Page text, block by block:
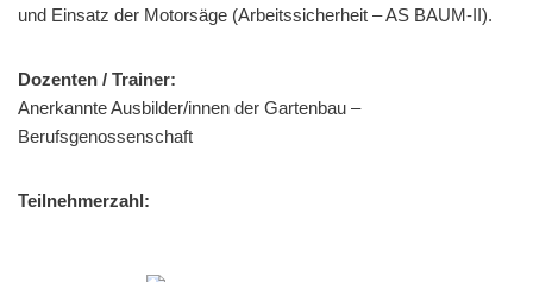
und Einsatz der Motorsäge (Arbeitssicherheit – AS BAUM-II).
Dozenten / Trainer:
Anerkannte Ausbilder/innen der Gartenbau –
Berufsgenossenschaft
Teilnehmerzahl: